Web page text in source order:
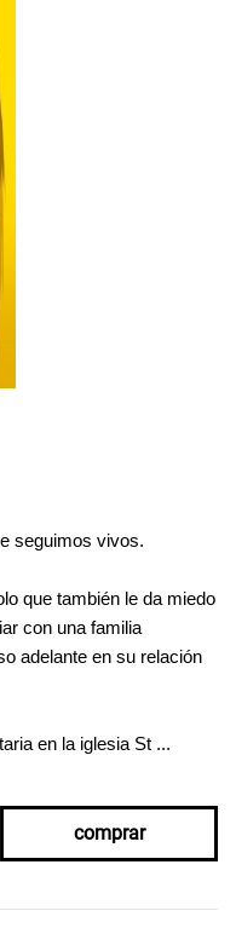
seguimos vivos.
que también le da miedo
con una familia
adelante en su relación
en la iglesia St ...
comprar